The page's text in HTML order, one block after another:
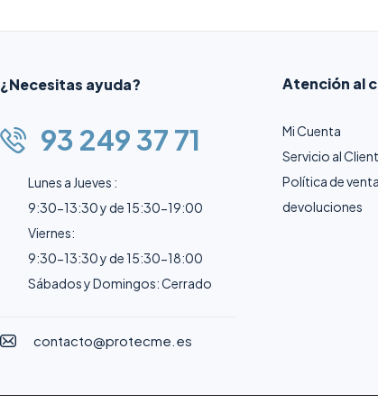
¿Necesitas ayuda?
93 249 37 71
Lunes a Jueves :
9:30-13:30 y de 15:30-19:00
Viernes:
9:30-13:30 y de 15:30-18:00
Sábados y Domingos: Cerrado
contacto@protecme.es
Atención al
Mi Cuenta
Servicio al
Política de
devoluciones